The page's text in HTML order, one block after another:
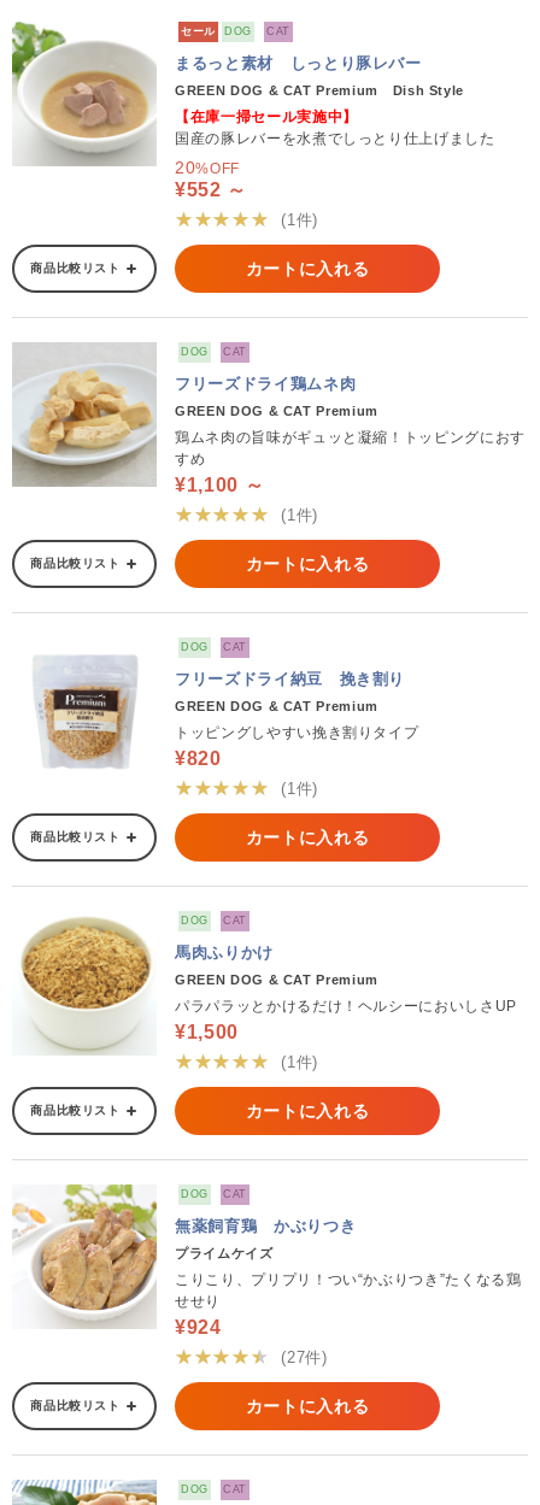
セール DOG CAT
まるっと素材 しっとり豚レバー
GREEN DOG & CAT Premium Dish Style
【在庫一掃セール実施中】
国産の豚レバーを水煮でしっとり仕上げました
20%OFF
¥552 ～
★★★★★
(1件)
商品比較リスト カートに入れる
DOG CAT
フリーズドライ鶏ムネ肉
GREEN DOG & CAT Premium
鶏ムネ肉の旨味がギュッと凝縮！トッピングにおす
すめ
¥1,100 ～
★★★★★
(1件)
商品比較リスト カートに入れる
DOG CAT
フリーズドライ納豆 挽き割り
GREEN DOG & CAT Premium
トッピングしやすい挽き割りタイプ
¥820
★★★★★
(1件)
商品比較リスト カートに入れる
DOG CAT
馬肉ふりかけ
GREEN DOG & CAT Premium
パラパラッとかけるだけ！ヘルシーにおいしさUP
¥1,500
★★★★★
(1件)
商品比較リスト カートに入れる
DOG CAT
無薬飼育鶏 かぶりつき
プライムケイズ
こりこり、プリプリ！つい“かぶりつき”たくなる鶏
せせり
¥924
★★★★★
(27件)
商品比較リスト カートに入れる
DOG CAT